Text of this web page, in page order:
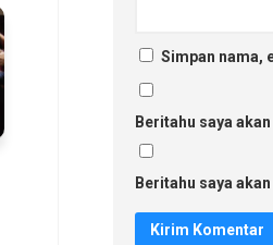
Simpan nama,
Beritahu saya
Beritahu saya